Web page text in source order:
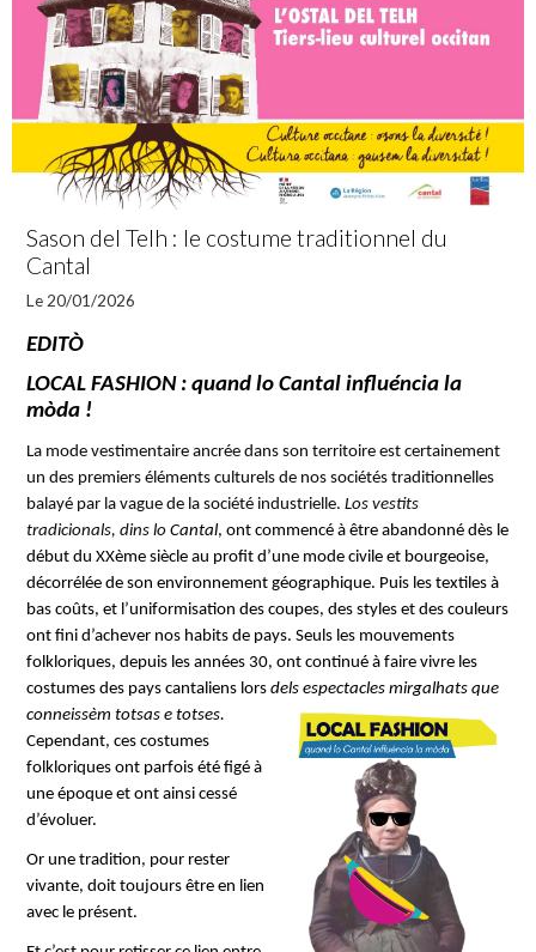
Sason del Telh : le costume traditionnel du
Cantal
Le 20/01/2026
EDITÒ
LOCAL FASHION : quand lo Cantal influéncia la
mòda !
La mode vestimentaire ancrée dans son territoire est certainement
un des premiers éléments culturels de nos sociétés traditionnelles
balayé par la vague de la société industrielle. Los vestits
tradicionals, dins lo Cantal, ont commencé à être abandonné dès le
début du XXème siècle au profit d’une mode civile et bourgeoise,
décorrélée de son environnement géographique. Puis les textiles à
bas coûts, et l’uniformisation des coupes, des styles et des couleurs
ont fini d’achever nos habits de pays. Seuls les mouvements
folkloriques, depuis les années 30, ont continué à faire vivre les
costumes des pays cantaliens lors dels espectacles mirgalhats que
conneissèm totsas e totses.
Cependant, ces costumes
folkloriques ont parfois été figé à
une époque et ont ainsi cessé
d’évoluer.
Or une tradition, pour rester
vivante, doit toujours être en lien
avec le présent.